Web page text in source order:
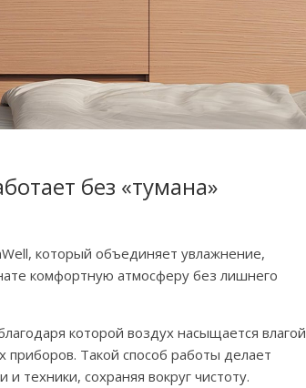
без «тумана»
который объединяет увлажнение,
комфортную атмосферу без лишнего
которой воздух насыщается влагой
приборов. Такой способ работы делает
техники, сохраняя вокруг чистоту.